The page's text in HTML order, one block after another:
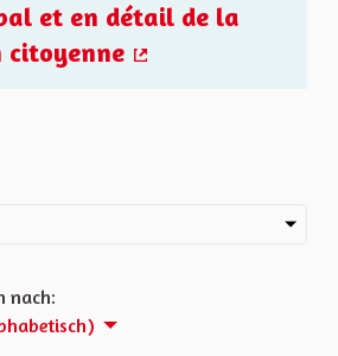
et en détail de la
nach: